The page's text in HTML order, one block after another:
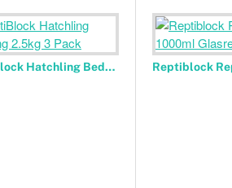
ReptiBlock Hatchling Bedding 2.5kg 3 Pack